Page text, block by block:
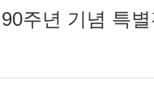
주년 기념 특